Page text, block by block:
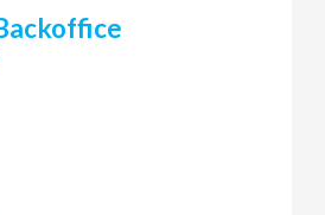
Planner